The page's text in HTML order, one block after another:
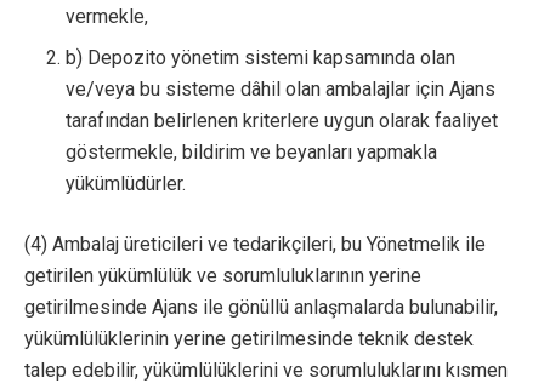
vermekle,
b) Depozito yönetim sistemi kapsamında olan
ve/veya bu sisteme dâhil olan ambalajlar için Ajans
tarafından belirlenen kriterlere uygun olarak faaliyet
göstermekle, bildirim ve beyanları yapmakla
yükümlüdürler.
(4) Ambalaj üreticileri ve tedarikçileri, bu Yönetmelik ile
getirilen yükümlülük ve sorumluluklarının yerine
getirilmesinde Ajans ile gönüllü anlaşmalarda bulunabilir,
yükümlülüklerinin yerine getirilmesinde teknik destek
talep edebilir, yükümlülüklerini ve sorumluluklarını kısmen